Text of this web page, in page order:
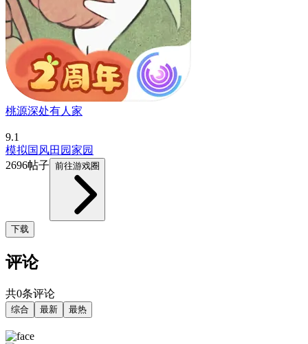
桃源深处有人家
9.1
模拟国风田园家园
2696帖子 前往游戏圈
下载
评论
共0条评论
综合 最新 最热